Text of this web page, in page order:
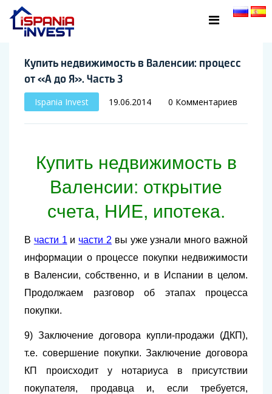
Купить недвижимость в Валенсии: процесс
от «А до Я». Часть 3
Ispania Invest 19.06.2014 0 Комментариев
Купить недвижимость в
Валенсии: открытие
счета, НИЕ, ипотека.
В части 1 и части 2 вы уже узнали много важной
информации о процессе покупки недвижимости
в Валенсии, собственно, и в Испании в целом.
Продолжаем разговор об этапах процесса
покупки.
9) Заключение договора купли-продажи (ДКП),
т.е. совершение покупки. Заключение договора
КП происходит у нотариуса в присутствии
покупателя, продавца и, если требуется,